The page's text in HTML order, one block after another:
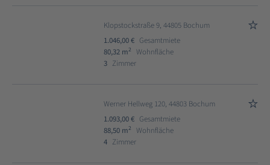
Klopstockstraße 9, 44805 Bochum
1.046,00 € Gesamtmiete
80,32 m2
Wohnfläche
3 Zimmer
Werner Hellweg 120, 44803 Bochum
1.093,00 € Gesamtmiete
88,50 m2
Wohnfläche
4 Zimmer